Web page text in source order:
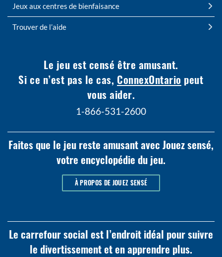
Jeux aux centres de bienfaisance
Trouver de l’aide
Le jeu est censé être amusant.
Si ce n’est pas le cas, ConnexOntario peut
vous aider.
1-866-531-2600
Faites que le jeu reste amusant avec Jouez sensé,
votre encyclopédie du jeu.
À PROPOS DE JOUEZ SENSÉ
Le carrefour social est l’endroit idéal pour suivre
le divertissement et en apprendre plus.